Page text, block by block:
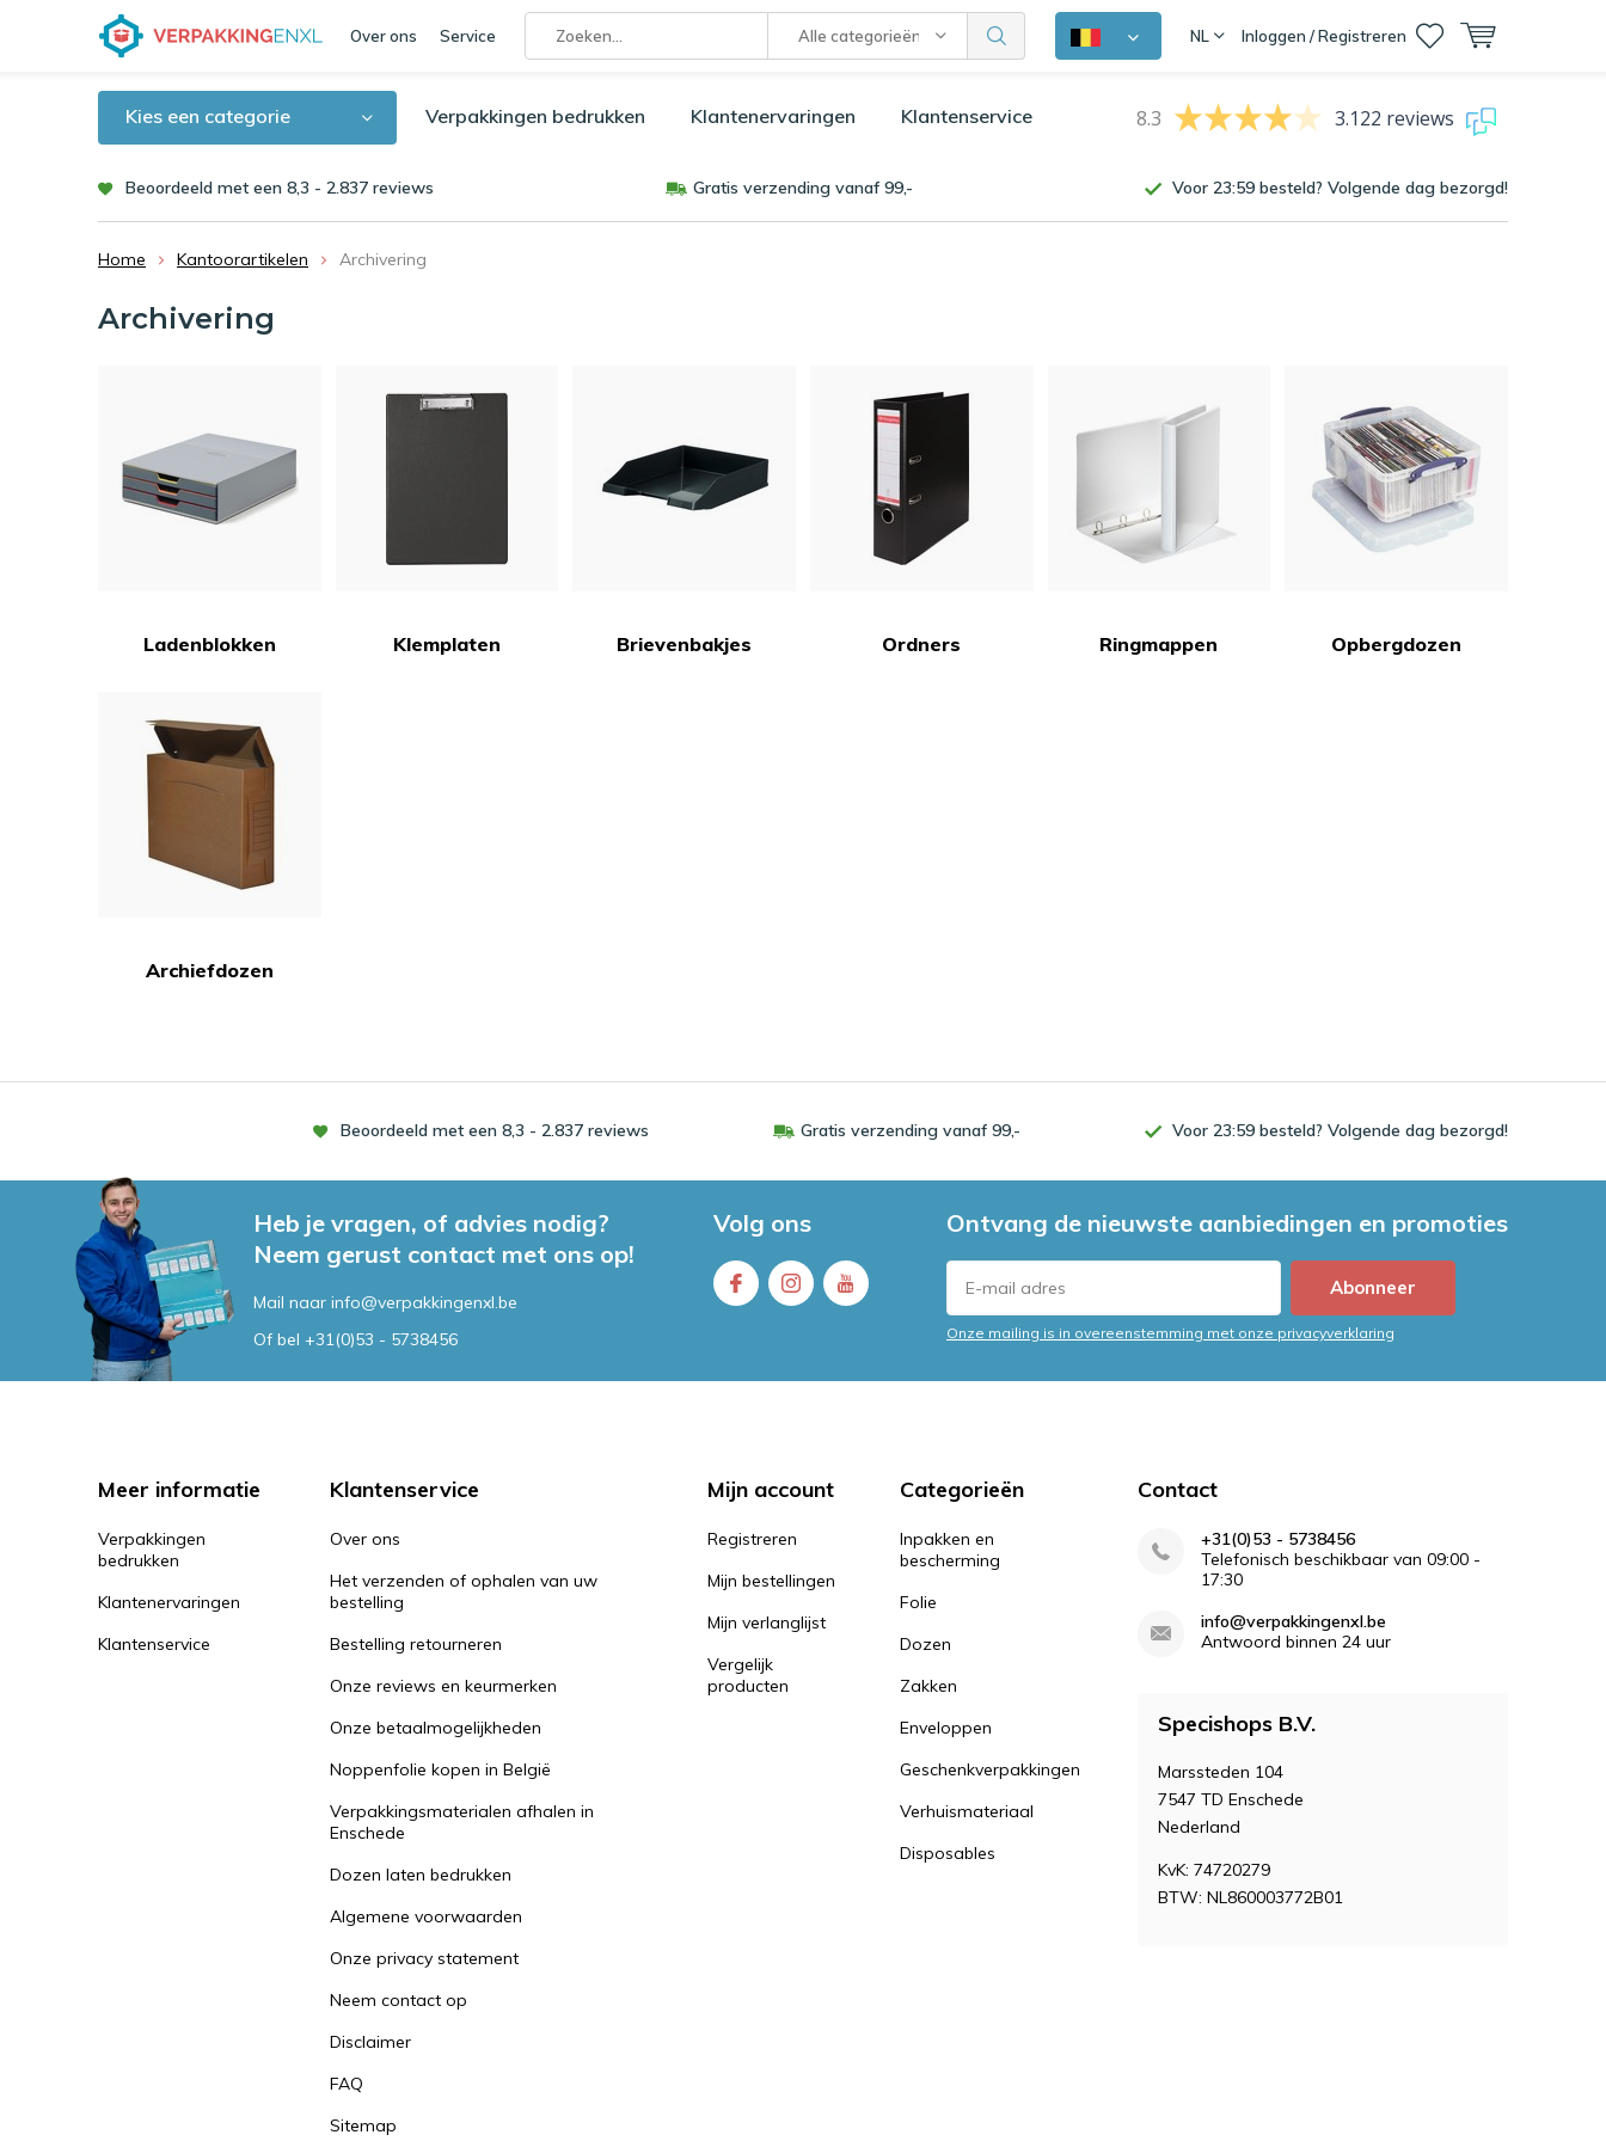
Over ons Service Alle categorieën NL Inloggen / Registreren
Kies een categorie Verpakkingen bedrukken Klantenervaringen Klantenservice 8.3 3.122 reviews
Beoordeeld met een 8,3 - 2.837 reviews Gratis verzending vanaf 99,- Voor 23:59 besteld? Volgende dag bezorgd!
Home Kantoorartikelen Archivering
Archivering
Ladenblokken Klemplaten Brievenbakjes Ordners Ringmappen Opbergdozen
Archiefdozen
Beoordeeld met een 8,3 - 2.837 reviews Gratis verzending vanaf 99,- Voor 23:59 besteld? Volgende dag bezorgd!
Heb je vragen, of advies nodig?
Neem gerust contact met ons op!
Mail naar info@verpakkingenxl.be
Of bel +31(0)53 - 5738456
Volg ons Ontvang de nieuwste aanbiedingen en promoties
Abonneer
Onze mailing is in overeenstemming met onze privacyverklaring
Meer informatie
Verpakkingen
bedrukken
Klantenervaringen
Klantenservice
Klantenservice
Over ons
Het verzenden of ophalen van uw
bestelling
Bestelling retourneren
Onze reviews en keurmerken
Onze betaalmogelijkheden
Noppenfolie kopen in België
Verpakkingsmaterialen afhalen in
Enschede
Dozen laten bedrukken
Algemene voorwaarden
Onze privacy statement
Neem contact op
Disclaimer
FAQ
Sitemap
Mijn account
Registreren
Mijn bestellingen
Mijn verlanglijst
Vergelijk
producten
Categorieën
Inpakken en
bescherming
Folie
Dozen
Zakken
Enveloppen
Geschenkverpakkingen
Verhuismateriaal
Disposables
Contact
+31(0)53 - 5738456
Telefonisch beschikbaar van 09:00 -
17:30
info@verpakkingenxl.be
Antwoord binnen 24 uur
Specishops B.V.
Marssteden 104
7547 TD Enschede
Nederland
KvK: 74720279
BTW: NL860003772B01